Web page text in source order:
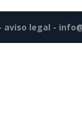
aviso legal -